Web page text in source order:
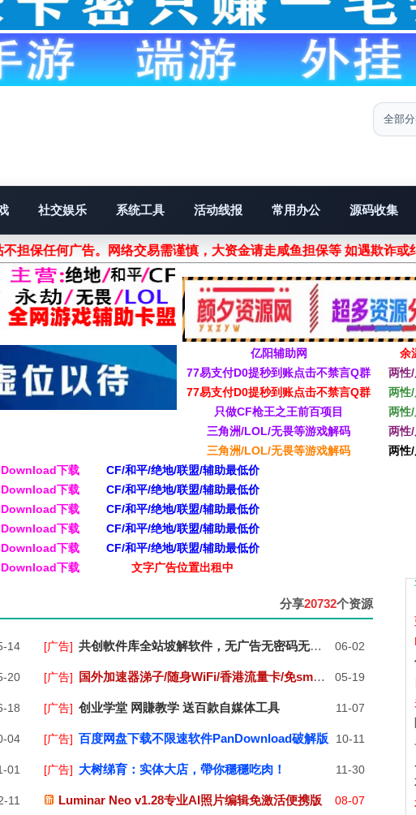
社交娱乐 系统工具 活动线报 常用办公 源码收集
担保任何广告。网络交易需谨慎，大资金请走咸鱼担保等 如遇欺诈或
亿阳辅助网
77易支付D0提秒到账点击不禁言Q群
77易支付D0提秒到账点击不禁言Q群
只做CF枪王之王前百项目
三角洲/LOL/无畏等游戏解码
三角洲/LOL/无畏等游戏解码
余
两性
两性
两性
两性
两性
下载
下载
下载
下载
下载
下载
CF/和平/绝地/联盟/辅助最低价
CF/和平/绝地/联盟/辅助最低价
CF/和平/绝地/联盟/辅助最低价
CF/和平/绝地/联盟/辅助最低价
CF/和平/绝地/联盟/辅助最低价
文字广告位置出租中
分享20732个资源
14 [广告] 06-02
共创軟件库全站坡解软件，无广告无密码无任务，无分享！
20 [广告] 05-19
国外加速器涕子/随身WiFi/香港流量卡/免sm流量卡
18 [广告] 11-07
创业学堂 网賺教学 送百款自媒体工具
04 [广告] 10-11
百度网盘下载不限速软件PanDownload破解版
01 [广告] 11-30
大树绨育：实体大店，帶你穩穩吃肉！
11 08-07
Luminar Neo v1.28专业AI照片编辑免激活便携版